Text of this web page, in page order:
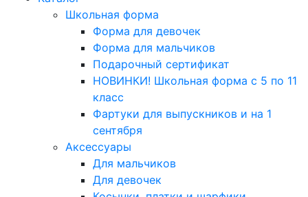
Школьная форма
Форма для девочек
Форма для мальчиков
Подарочный сертификат
НОВИНКИ! Школьная форма с 5 по 11
класс
Фартуки для выпускников и на 1
сентября
Аксессуары
Для мальчиков
Для девочек